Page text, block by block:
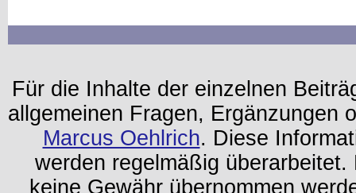
Für die Inhalte der einzelnen
allgemeinen Fragen, Ergänzungen
Marcus Oehlrich. Diese
werden regelmäßig
keine Gewähr übernommen